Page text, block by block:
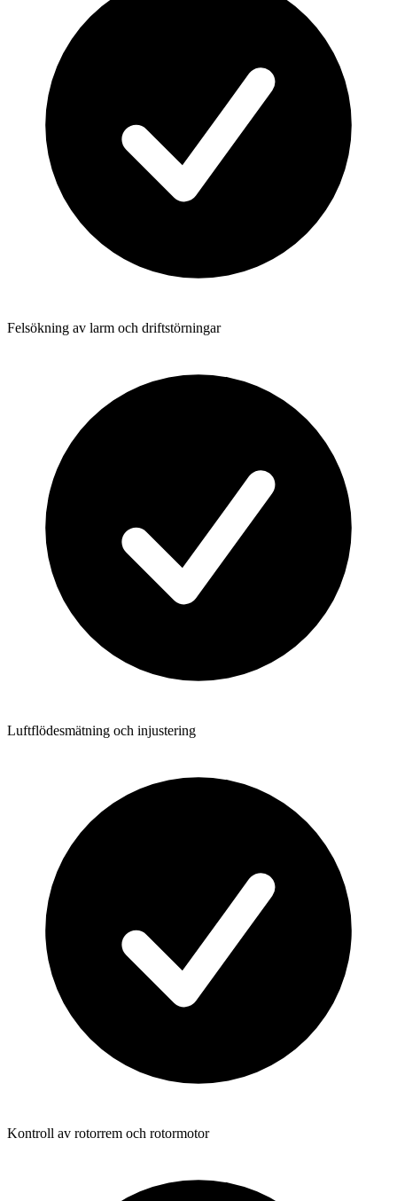
Felsökning av larm och driftstörningar
Luftflödesmätning och injustering
Kontroll av rotorrem och rotormotor